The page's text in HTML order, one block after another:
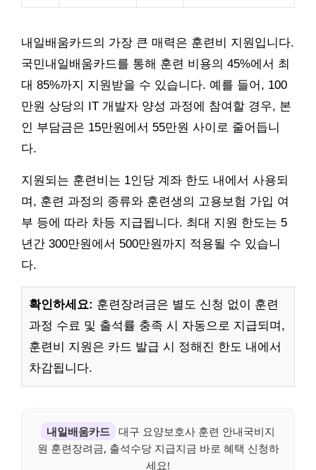
내일배움카드의 가장 큰 매력은 훈련비 지원입니다.
국민내일배움카드를 통해 훈련 비용의 45%에서 최
대 85%까지 지원받을 수 있습니다. 예를 들어, 100
만원 상당의 IT 개발자 양성 과정에 참여할 경우, 본
인 부담금은 15만원에서 55만원 사이로 줄어듭니
다.
지원되는 훈련비는 1인당 계좌 한도 내에서 사용되
며, 훈련 과정의 종류와 훈련생의 고용보험 가입 여
부 등에 따라 차등 지급됩니다. 최대 지원 한도는 5
년간 300만원에서 500만원까지 적용될 수 있습니
다.
확인하세요: 훈련장려금은 별도 신청 없이 훈련
과정 수료 및 출석률 충족 시 자동으로 지급되며,
훈련비 지원은 카드 발급 시 정해진 한도 내에서
차감됩니다.
내일배움카드 대구 요양보호사 훈련 안내국비지
원 훈련장려금, 출석수당 지급지금 바로 혜택 신청하
세요!